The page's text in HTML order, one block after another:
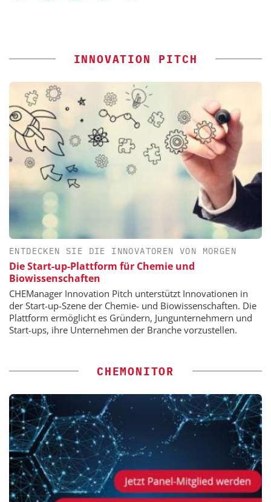
INNOVATION PITCH
ENTDECKEN SIE DIE INNOVATOREN VON MORGEN
Die Start-up-Plattform für Chemie und
Biowissenschaften
CHEManager Innovation Pitch unterstützt Innovationen in
der Start-up-Szene der Chemie- und Biowissenschaften. Die
Plattform ermöglicht es Gründern, Jungunternehmern und
Start-ups, ihre Unternehmen der Branche vorzustellen.
CHEMONITOR